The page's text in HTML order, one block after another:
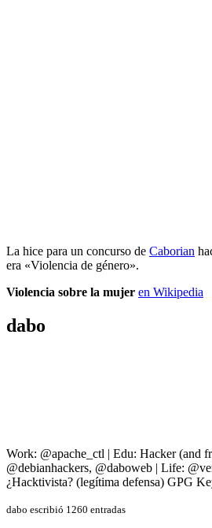
La hice para un concurso de Caborian
era «Violencia de género».
Violencia sobre la mujer en Wikipedia
dabo
Work: @apache_ctl | Edu: Hacker (and
@debianhackers, @daboweb | Life:
¿Hacktivista? (legítima defensa) GPG
dabo escribió 1260 entradas